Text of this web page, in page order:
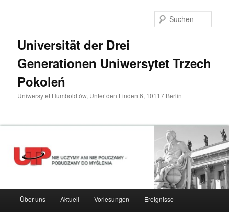
Universität der Drei
Generationen Uniwersytet Trzech
Pokoleń
Uniwersytet Humboldtów, Unter den Linden 6, 10117 Berlin
HauptmenüÜber uns Aktuell Vorlesungen Ereignisse